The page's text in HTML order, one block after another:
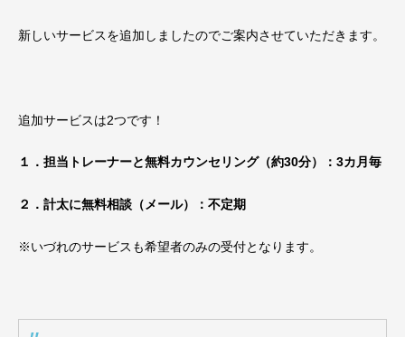
新しいサービスを追加しましたのでご案内させていただきます。
追加サービスは2つです！
１．担当トレーナーと無料カウンセリング（約30分）：3カ月毎
２．計太に無料相談（メール）：不定期
※いづれのサービスも希望者のみの受付となります。